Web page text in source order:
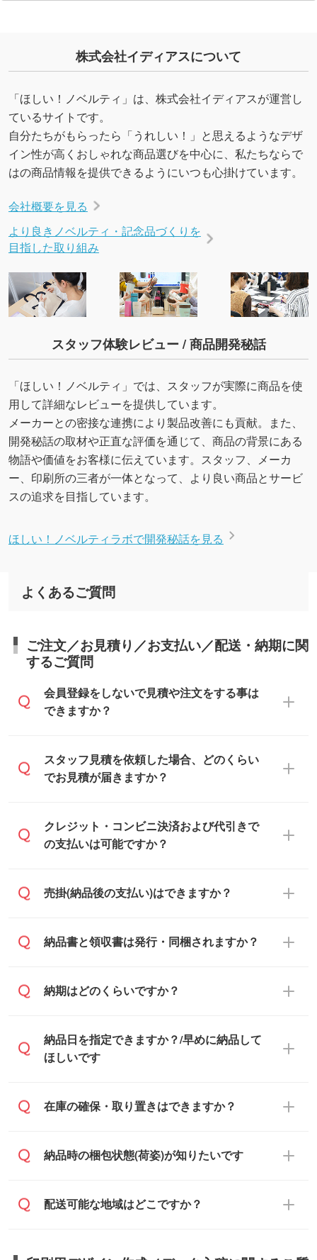
株式会社イディアスについて
「ほしい！ノベルティ」は、株式会社イディアスが運営し
ているサイトです。
自分たちがもらったら「うれしい！」と思えるようなデザ
イン性が高くおしゃれな商品選びを中心に、私たちならで
はの商品情報を提供できるようにいつも心掛けています。
会社概要を見る
より良きノベルティ・記念品づくりを
目指した取り組み
スタッフ体験レビュー / 商品開発秘話
「ほしい！ノベルティ」では、スタッフが実際に商品を使
用して詳細なレビューを提供しています。
メーカーとの密接な連携により製品改善にも貢献。また、
開発秘話の取材や正直な評価を通じて、商品の背景にある
物語や価値をお客様に伝えています。スタッフ、メーカ
ー、印刷所の三者が一体となって、より良い商品とサービ
スの追求を目指しています。
ほしい！ノベルティラボで開発秘話を見る
よくあるご質問
ご注文／お見積り／お支払い／配送・納期に関
するご質問
会員登録をしないで見積や注文をする事は
できますか？
可能です。見積・注文フォームにて『ゲス
トのまま進む』ボタンからお進みのうえ、
スタッフ見積を依頼した場合、どのくらい
でお見積が届きますか？
通常、翌営業日までにお送りしておりま
す。混雑状況によっては、お時間をいただ
翌営業日以降のご連絡となります。
クレジット・コンビニ決済および代引きで
の支払いは可能ですか？
銀行振込のみのご対応となります。
売掛(納品後の支払い)はできますか？
基本的には先入金をお願いしております
に対応可能です。
また、卒業・卒園記念品で対策委員会や個
人様からご注文いただく場合でも、お支払
い元が学校や幼稚園・保育園であれば、同
す。
納品書と領収書は発行・同梱されますか？
納品書・領収書は ご依頼をいただいた場合
でお送りします。
原本の郵送をご希望の場合は、担当スタッ
備考欄』よりお知らせください。
納期はどのくらいですか？
・印刷する場合(500個程度)
ご入金、イメージ画像の校了から約2週間
・商品のみ注文する場合(サンプル購入を含
ご入金確認後、1～2営業日で出荷いたし
ます。
納期は商品や数量、印刷方法、ご納品場
納品日を指定できますか？/早めに納品して
ほしいです
ご希望の納期がある場合は、お問い合わ
在庫状況や印刷スケジュールを確認のう
また、お急ぎで印刷をご希望の場合は、最
短5営業日で出荷可能な商品もご用意してお
在庫の確保・取り置きはできますか？
ご入金確認後に在庫を確保し、注文確定の
ださい。
納品時の梱包状態(荷姿)が知りたいです
商品によって異なります。各ページにある
います。(白箱、化粧箱、ブリスターパック
配送可能な地域はどこですか？
日本全国へお届けが可能です。なお、海外